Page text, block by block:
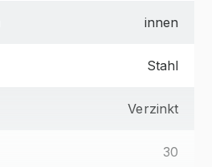
innen
Stahl
Verzinkt
30